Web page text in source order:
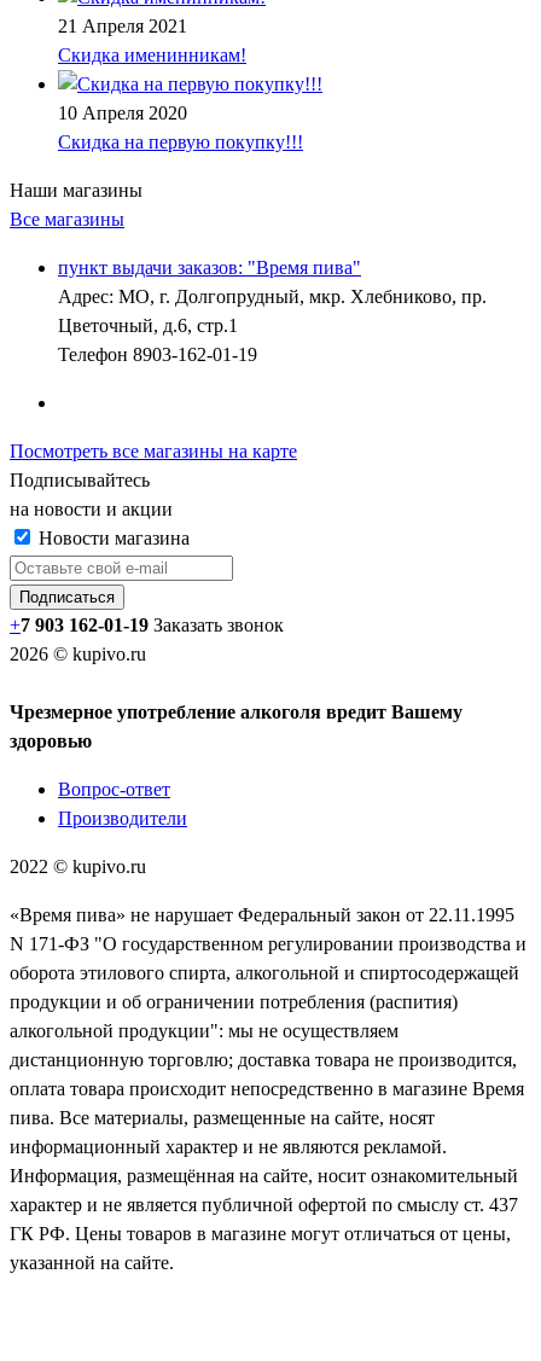
21 Апреля 2021
Скидка именинникам!
10 Апреля 2020
Скидка на первую покупку!!!
Наши магазины
Все магазины
пункт выдачи заказов: "Время пива"
Адрес: МО, г. Долгопрудный, мкр. Хлебниково, пр.
Цветочный, д.6, стр.1
Телефон 8903-162-01-19
Посмотреть все магазины на карте
Подписывайтесь
на новости и акции
Новости магазина
+7 903 162-01-19 Заказать звонок
2026 © kupivo.ru
Чрезмерное употребление алкоголя вредит Вашему
здоровью
Вопрос-ответ
Производители
2022 ©️ kupivo.ru
«Время пива» не нарушает Федеральный закон от 22.11.1995
N 171-ФЗ "О государственном регулировании производства и
оборота этилового спирта, алкогольной и спиртосодержащей
продукции и об ограничении потребления (распития)
алкогольной продукции": мы не осуществляем
дистанционную торговлю; доставка товара не производится,
оплата товара происходит непосредственно в магазине Время
пива. Все материалы, размещенные на сайте, носят
информационный характер и не являются рекламой.
Информация, размещённая на сайте, носит ознакомительный
характер и не является публичной офертой по смыслу ст. 437
ГК РФ. Цены товаров в магазине могут отличаться от цены,
указанной на сайте.